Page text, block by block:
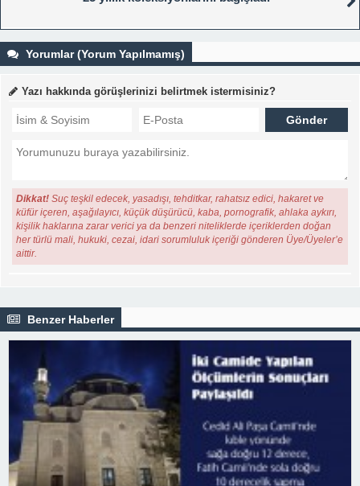
Yorumlar (Yorum Yapılmamış)
Yazı hakkında görüşlerinizi belirtmek istermisiniz?
Dikkat! Suç teşkil edecek, yasadışı, tehditkar, rahatsız edici, hakaret ve
küfür içeren, aşağılayıcı, küçük düşürücü, kaba, pornografik, ahlaka aykırı,
kişilik haklarına zarar verici ya da benzeri niteliklerde içeriklerden doğan
her türlü mali, hukuki, cezai, idari sorumluluk içeriği gönderen Üye/Üyeler’e
aittir.
Benzer Haberler